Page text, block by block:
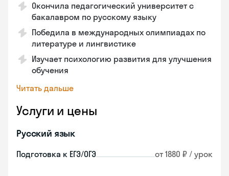
Окончила педагогический университет с
бакалавром по русскому языку
Победила в международных олимпиадах по
литературе и лингвистике
Изучает психологию развития для улучшения
обучения
Читать дальше
Услуги и цены
Русский язык
Подготовка к ЕГЭ/ОГЭ от 1880 ₽ / урок